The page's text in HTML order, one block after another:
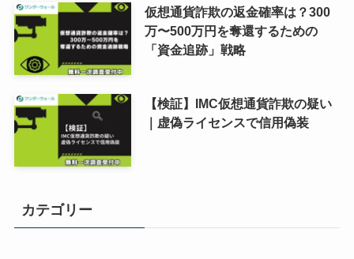
仮想通貨詐欺の返金確率は？300
万〜500万円を奪還するための
「資金追跡」戦略
【検証】IMC仮想通貨詐欺の疑い
｜虚偽ライセンスで信用偽装
カテゴリー